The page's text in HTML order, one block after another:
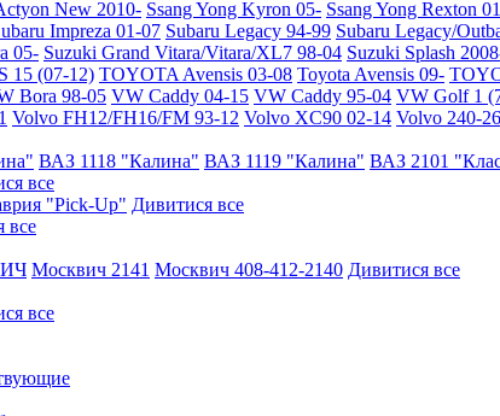
New 2010- Ssang Yong Kyron 05- Ssang Yong Rexton
Impreza 01-07 Subaru Legacy 94-99 Subaru Legacy/
05- Suzuki Grand Vitara/Vitara/XL7 98-04 Suzuki Splash
15 (07-12) TOYOTA Avensis 03-08 Toyota Avensis 09-
Bora 98-05 VW Caddy 04-15 VW Caddy 95-04 VW Golf 1
Volvo FH12/FH16/FM 93-12 Volvo XC90 02-14 Volvo 240-
ВАЗ 1118 "Калина" ВАЗ 1119 "Калина" ВАЗ 2101
все
"Pick-Up" Дивитися все
все
Москвич 2141 Москвич 408-412-2140 Дивитися все
все